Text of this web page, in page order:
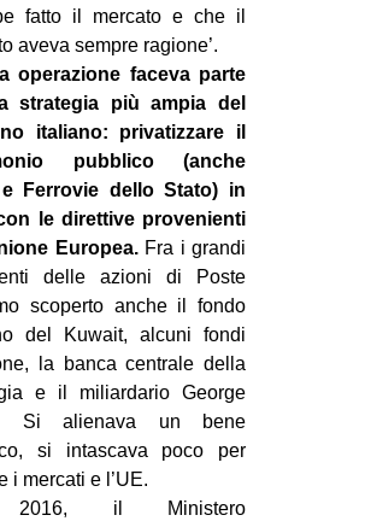
MANIFESTI
MUSICA
RECENSIONI
INTERNAZIONALE
AFRICA
AMERICHE
ESTREMO ORIENTE
EUROPA
MEDIO ORIENTE
MONDO
EVENTI
in
fatto il mercato e che il
aveva sempre ragione’.
operazione faceva parte
strategia più ampia del
italiano: privatizzare il
pubblico (anche
e Ferrovie dello Stato) in
le direttive provenienti
Europea.Fra i grandi
delle azioni di Poste
scoperto anche il fondo
del Kuwait, alcuni fondi
la banca centrale della
e il miliardario George
Si alienava un bene
si intascava poco per
i mercati e l’UE.
il Ministero